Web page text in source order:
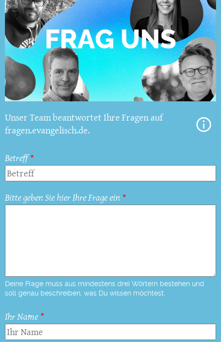
Unser Team beantwortet Ihre Fragen auf
fragen.evangelisch.de.
Betreff
Bitte geben Sie hier Ihre Frage ein
Deine Frage muss aus mindestens drei Wörtern bestehen und
soll genau beschreiben, was Du wissen möchtest.
Ihr Name